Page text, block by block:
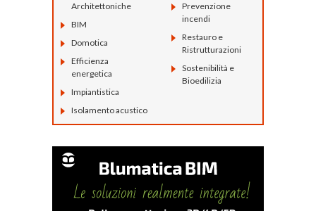
Architettoniche
BIM
Domotica
Efficienza
energetica
Impiantistica
Isolamento acustico
Prevenzione
incendi
Restauro e
Ristrutturazioni
Sostenibilità e
Bioedilizia